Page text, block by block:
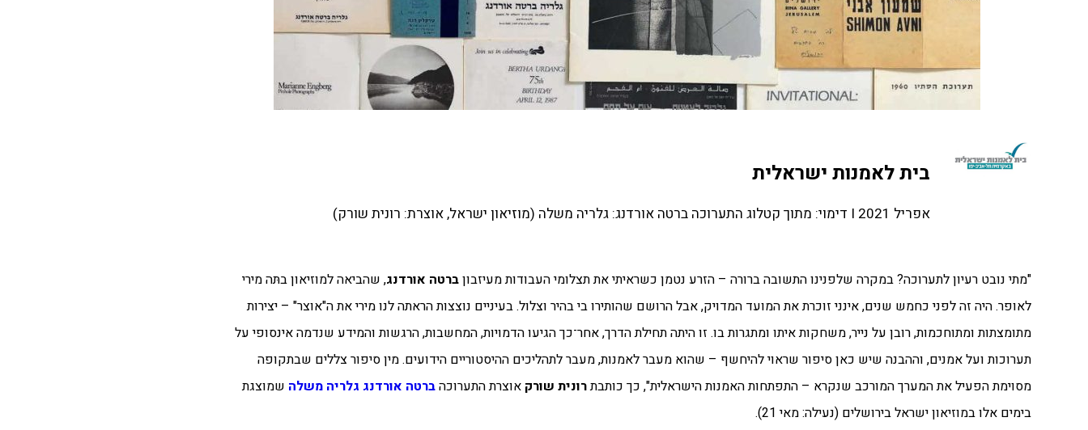
בית לאמנות ישראלית
אפריל 2021 I דימוי: מתוך קטלוג התערוכה ברטה אורדנג: גלריה משלה (מוזיאון ישראל, אוצרת: רונית שורק)
"מתי נובט רעיון לתערוכה? במקרה שלפנינו התשובה ברורה – הזרע נטמן כשראיתי את תצלומי העבודות מעיזבוןברטה אורדנג, שהביאה למוזיאון בתּה מירי
לאופר. היה זה לפני כחמש שנים, אינני זוכרת את המועד המדויק, אבל הרושם שהותירו בי בהיר וצלול. בעיניים נוצצות הראתה לנו מירי את ה"אוצר" – יצירות
מתומצתות ומתוחכמות, רובן על נייר, משחקות איתו ומתגרות בו. זו היתה תחילת הדרך, אחר־כך הגיעו הדמויות, המחשבות, הרגשות והמידע שנדמה אינסופי על
תערוכות ועל אמנים, וההבנה שיש כאן סיפור שראוי להיחשף – שהוא מעבר לאמנות, מעבר לתהליכים ההיסטוריים הידועים. מין סיפור צללים שבתקופה
מסוימת הפעיל את המערך המורכב שנקרא – התפתחות האמנות הישראלית", כך כותבתרונית שורק אוצרת התערוכהברטה אורדנג גלריה משלה שמוצגת
בימים אלו במוזיאון ישראל בירושלים (נעילה: מאי 21).